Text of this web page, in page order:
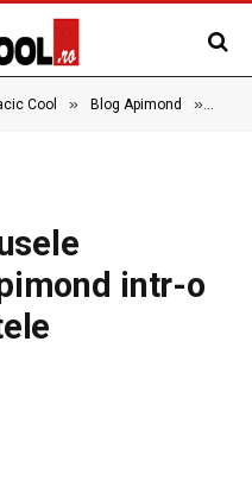
Cool » Blog Apimond »
intr-o